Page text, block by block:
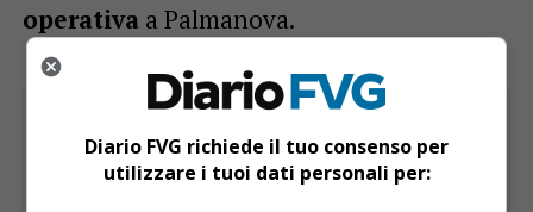
operativaa Palmanova.
Diario FVG richiede il tuo consenso per
utilizzare i tuoi dati personali per: